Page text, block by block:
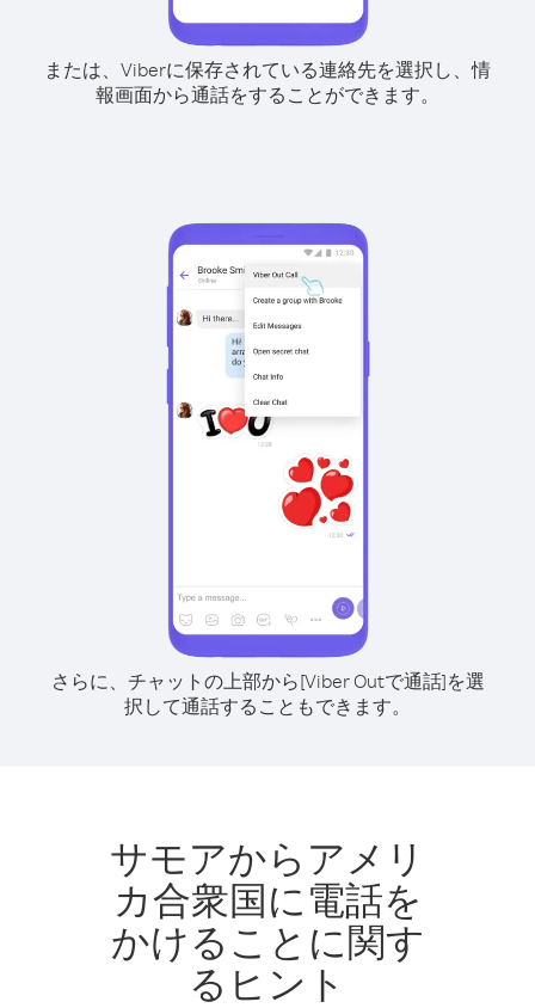
または、Viberに保存されている連絡先を選択し、情
報画面から通話をすることができます。
さらに、チャットの上部から[Viber Outで通話]を選
択して通話することもできます。
サモアからアメリ
カ合衆国に電話を
かけることに関す
るヒント